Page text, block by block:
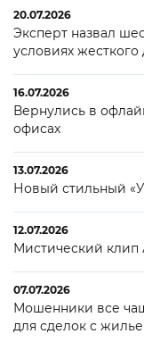
20.07.2026
Эксперт назвал
условиях жесткого
16.07.2026
Вернулись в
офисах
13.07.2026
Новый стильный
12.07.2026
Мистический клип
07.07.2026
Мошенники все
для сделок с